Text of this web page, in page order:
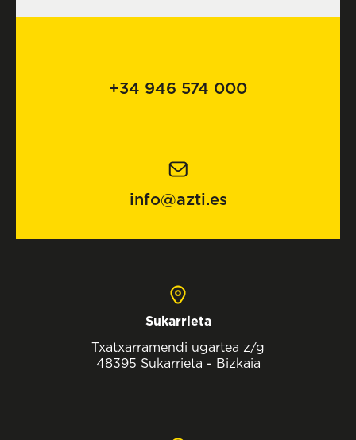
+34 946 574 000
info@azti.es
Sukarrieta
Txatxarramendi ugartea z/g
48395 Sukarrieta - Bizkaia